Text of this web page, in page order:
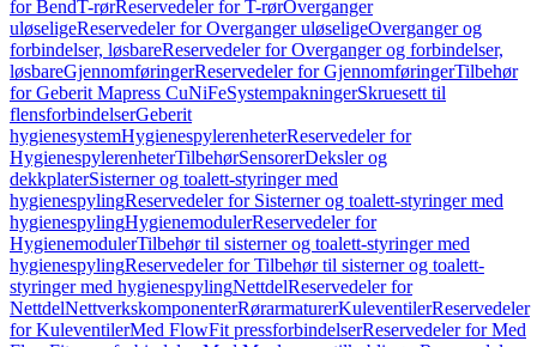
for BendT-rørReservedeler for T-rørOverganger
uløseligeReservedeler for Overganger uløseligeOverganger og
forbindelser, løsbareReservedeler for Overganger og forbindelser,
løsbareGjennomføringerReservedeler for GjennomføringerTilbehør
for Geberit Mapress CuNiFeSystempakningerSkruesett til
flensforbindelserGeberit
hygienesystemHygienespylerenheterReservedeler for
HygienespylerenheterTilbehørSensorerDeksler og
dekkplaterSisterner og toalett-styringer med
hygienespylingReservedeler for Sisterner og toalett-styringer med
hygienespylingHygienemodulerReservedeler for
HygienemodulerTilbehør til sisterner og toalett-styringer med
hygienespylingReservedeler for Tilbehør til sisterner og toalett-
styringer med hygienespylingNettdelReservedeler for
NettdelNettverkskomponenterRørarmaturerKuleventilerReservedeler
for KuleventilerMed FlowFit pressforbindelserReservedeler for Med